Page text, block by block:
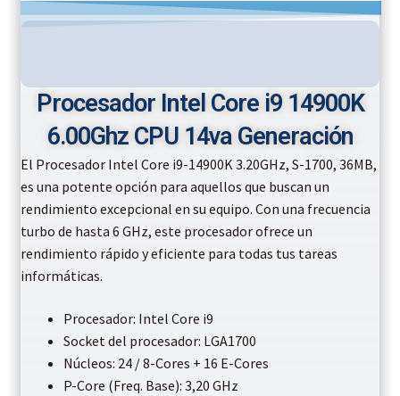
Procesador Intel Core i9 14900K
6.00Ghz CPU 14va Generación
El Procesador Intel Core i9-14900K 3.20GHz, S-1700, 36MB,
es una potente opción para aquellos que buscan un
rendimiento excepcional en su equipo. Con una frecuencia
turbo de hasta 6 GHz, este procesador ofrece un
rendimiento rápido y eficiente para todas tus tareas
informáticas.
Procesador: Intel Core i9
Socket del procesador: LGA1700
Núcleos: 24 / 8-Cores + 16 E-Cores
P-Core (Freq. Base): 3,20 GHz